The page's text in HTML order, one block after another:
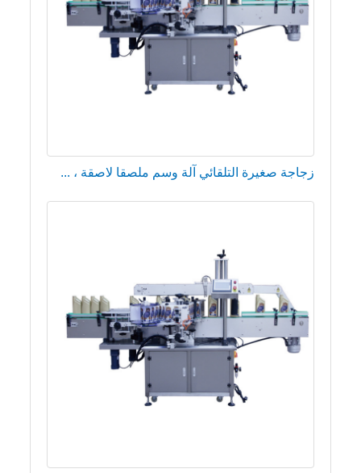
زجاجة صغيرة التلقائي آلة وسم ملصقا لاصقة ، ...